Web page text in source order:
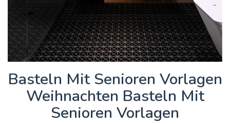
Basteln Mit Senioren Vorlagen
Weihnachten Basteln Mit
Senioren Vorlagen